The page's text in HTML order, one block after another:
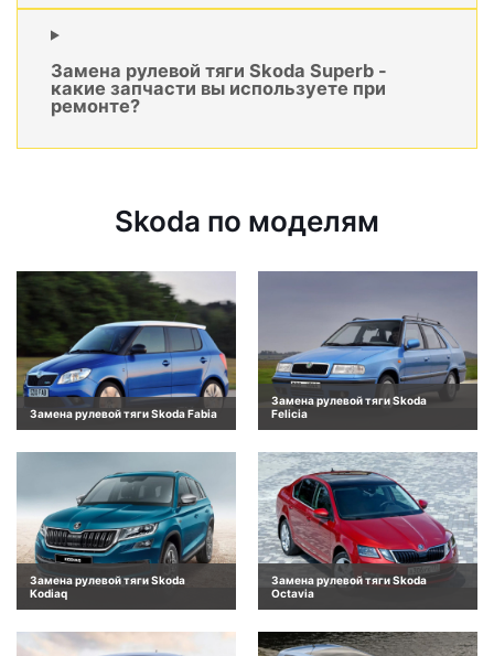
Замена рулевой тяги Skoda Superb -
какие запчасти вы используете при
ремонте?
Skoda по моделям
Замена рулевой тяги Skoda Fabia
Замена рулевой тяги Skoda
Felicia
Замена рулевой тяги Skoda
Kodiaq
Замена рулевой тяги Skoda
Octavia